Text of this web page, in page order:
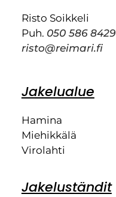
Risto Soikkeli
Puh. 050 586 8429
risto@reimari.fi
Jakelualue
Hamina
Miehikkälä
Virolahti
Jakeluständit